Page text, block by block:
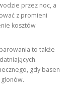
przez noc, a
z promieni
kosztów
to także
gdy basen